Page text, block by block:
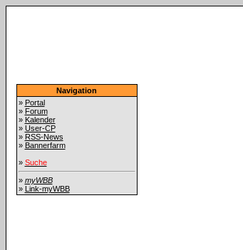
Navigation
» Portal
» Forum
» Kalender
» User-CP
» RSS-News
» Bannerfarm
» Suche
» myWBB
» Link-myWBB